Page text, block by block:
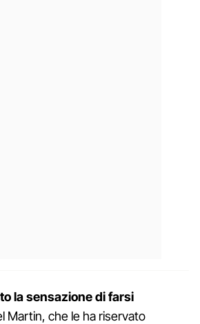
la sensazione di farsi
Martin, che le ha riservato